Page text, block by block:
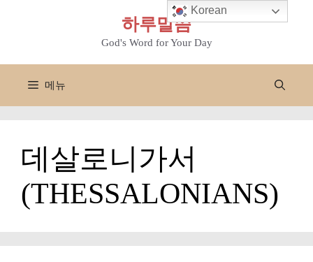
하루말씀
God's Word for Your Day
메뉴
데살로니가서
(THESSALONIANS)
Korean